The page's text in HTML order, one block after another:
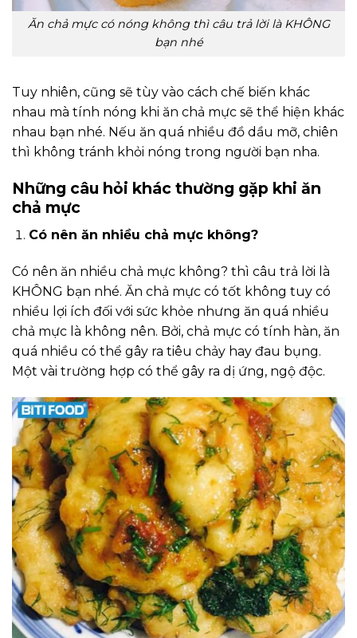
Ăn chả mực có nóng không thì câu trả lời là KHÔNG
bạn nhé
Tuy nhiên, cũng sẽ tùy vào cách chế biến khác
nhau mà tính nóng khi ăn chả mực sẽ thể hiện khác
nhau bạn nhé. Nếu ăn quá nhiều đồ dầu mỡ, chiên
thì không tránh khỏi nóng trong người bạn nha.
Những câu hỏi khác thường gặp khi ăn
chả mực
Có nên ăn nhiều chả mực không?
Có nên ăn nhiều chả mực không? thì câu trả lời là
KHÔNG bạn nhé. Ăn chả mực có tốt không tuy có
nhiều lợi ích đối với sức khỏe nhưng ăn quá nhiều
chả mực là không nên. Bởi, chả mực có tính hàn, ăn
quá nhiều có thể gây ra tiêu chảy hay đau bụng.
Một vài trường hợp có thể gây ra dị ứng, ngộ độc.